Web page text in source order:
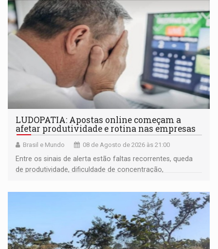
LUDOPATIA: Apostas online começam a
afetar produtividade e rotina nas empresas
Brasil e Mundo 08 de Agosto de 2026 às 21:00
Entre os sinais de alerta estão faltas recorrentes, queda
de produtividade, dificuldade de concentração,